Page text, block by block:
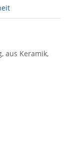
aus Keramik,